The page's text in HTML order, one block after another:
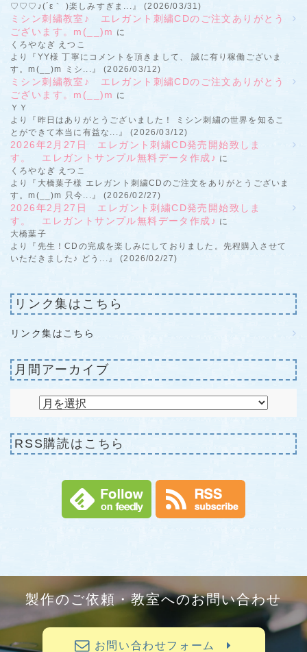
♡♡♡♪(´ε｀ )楽しみすぎま...』 (2026/03/31)
ミシン刺繍教室♪ エレガント刺繍CDのご注文ありがとう
ございます。m(__)m に
くろやなぎ えつこ
より『YY様 丁寧にコメントを頂きまして、 誠に有り稼働ございま
す。m(__)m ミシ...』 (2026/03/12)
ミシン刺繍教室♪ エレガント刺繍CDのご注文ありがとう
ございます。m(__)m に
ＹＹ
より『昨日はありがとうございました！ ミシン刺繍の世界を知るこ
とができて本当に有益な...』 (2026/03/12)
2026年2月27日 エレガント刺繍CD発売開始致しま
す。 エレガントサンプル無料データ作成♪ に
くろやなぎ えつこ
より『大橋葉子様 エレガント刺繍CDのご注文をありがとうございま
す。m(__)m 只今...』 (2026/02/27)
2026年2月27日 エレガント刺繍CD発売開始致しま
す。 エレガントサンプル無料データ作成♪ に
大橋葉子
より『先生！CDの完成を楽しみにしておりました。先程購入させて
いただきました♪ どう...』 (2026/02/27)
リンク集はこちら
リンク集はこちら
月間アーカイブ
RSS購読はこちら
製作のご依頼・教室へのお問い合わせ
お問い合わせフォーム